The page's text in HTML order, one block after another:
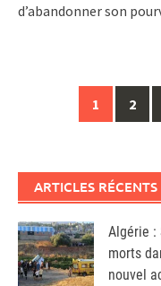
d’abandonner son
navigation
1 2
ARTICLES RÉCENTS
Algérie :
morts
nouvel